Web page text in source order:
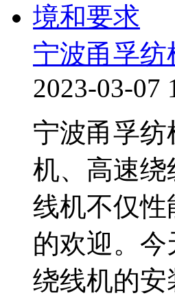
宁波甬孚
2023-03-07
宁波甬孚
机、高速
线机不仅
的欢迎。
绕线机的